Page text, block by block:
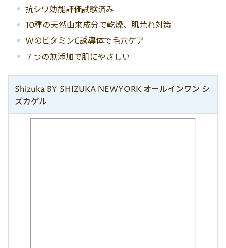
抗シワ効能評価試験済み
10種の天然由来成分で乾燥、肌荒れ対策
WのビタミンC誘導体で毛穴ケア
７つの無添加で肌にやさしい
Shizuka BY SHIZUKA NEWYORK オールインワン シ
ズカゲル